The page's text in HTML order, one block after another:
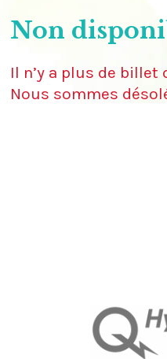
Non
Il n’y a plus de
Nous sommes